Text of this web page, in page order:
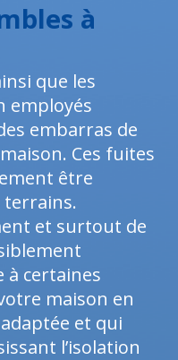
à
que les
employés
embarras de
Ces fuites
être
terrains.
et surtout de
à certaines
maison en
et qui
l’isolation